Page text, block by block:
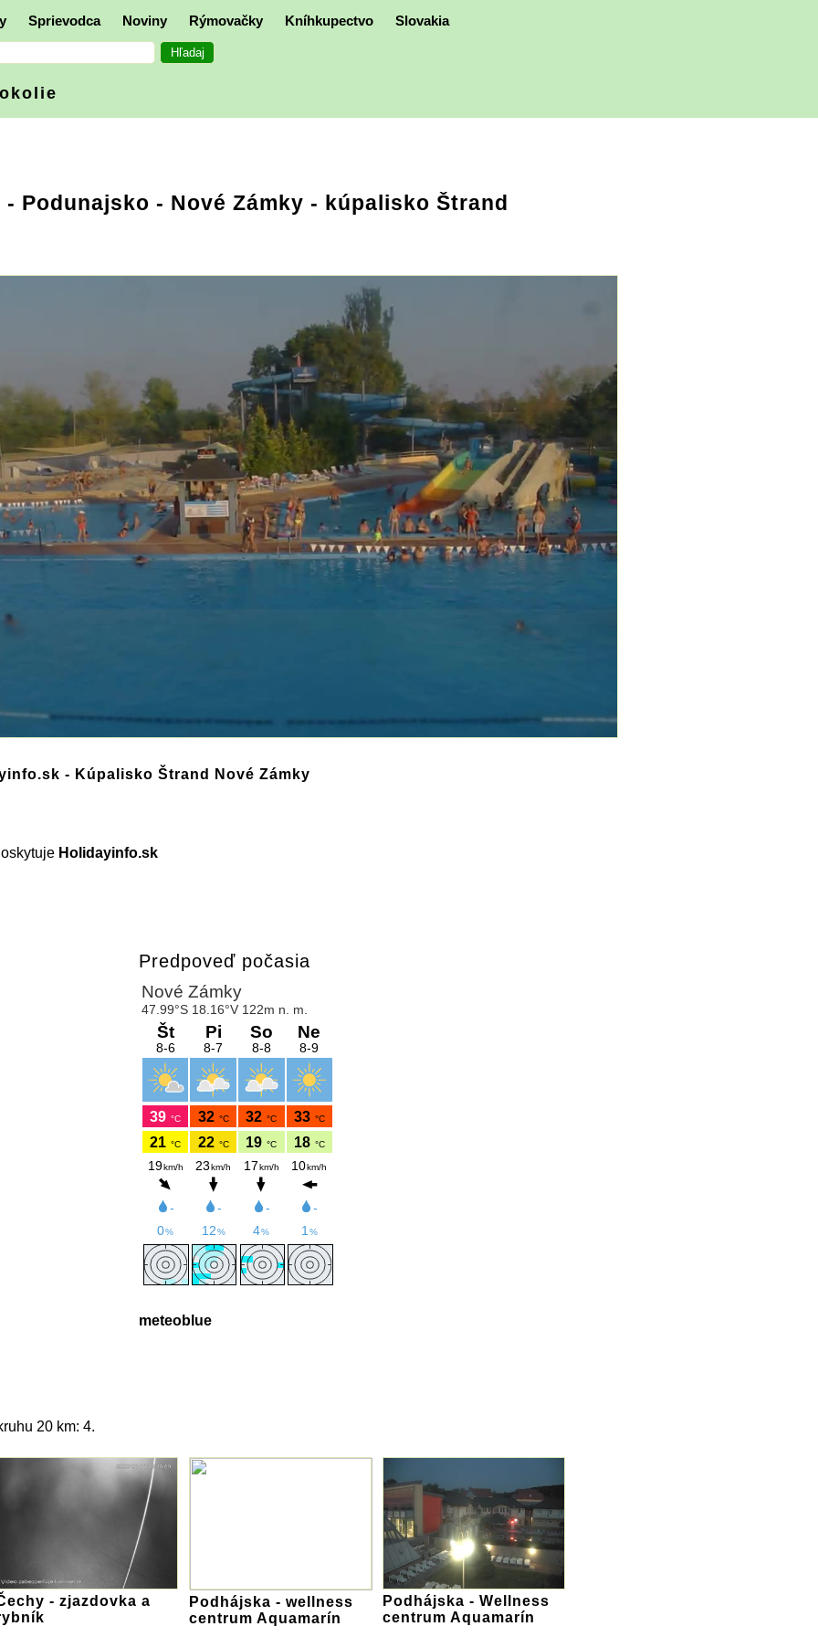
Sprievodca Noviny Rýmovačky Kníhkupectvo Slovakia
- Podunajsko - Nové Zámky - kúpalisko Štrand
- Kúpalisko Štrand Nové Zámky
Holidayinfo.sk
Predpoveď počasia
meteoblue
20 km: 4.
- zjazdovka a
Podhájska - wellness
centrum Aquamarín
Podhájska - Wellness
centrum Aquamarín